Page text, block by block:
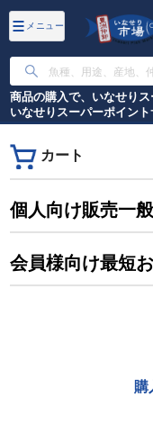
メニュー
商品の購入で、いなせり
いなせりスーパーポイン
カート
個人向け販売一
会員様向け最短
購